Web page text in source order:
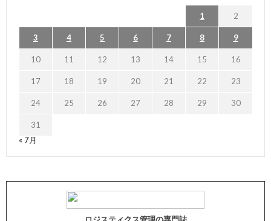
1 2
3 4 5 6 7 8 9
10 11 12 13 14 15 16
17 18 19 20 21 22 23
24 25 26 27 28 29 30
31
« 7月